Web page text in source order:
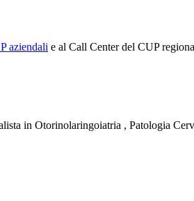
aziendali e al Call Center del CUP
in Otorinolaringoiatria , Patologia